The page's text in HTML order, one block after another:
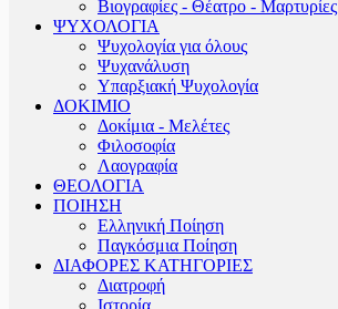
Βιογραφίες - Θέατρο - Μαρτυρίες
ΨΥΧΟΛΟΓΙΑ
Ψυχολογία για όλους
Ψυχανάλυση
Υπαρξιακή Ψυχολογία
ΔΟΚΙΜΙΟ
Δοκίμια - Μελέτες
Φιλοσοφία
Λαογραφία
ΘΕΟΛΟΓΙΑ
ΠΟΙΗΣΗ
Ελληνική Ποίηση
Παγκόσμια Ποίηση
ΔΙΑΦΟΡΕΣ ΚΑΤΗΓΟΡΙΕΣ
Διατροφή